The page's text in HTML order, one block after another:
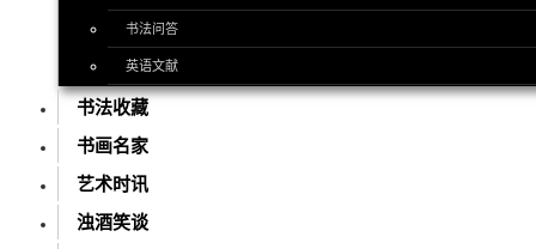
书法问答
英语文献
书法收藏
书画名家
艺术时讯
浊酒笑谈